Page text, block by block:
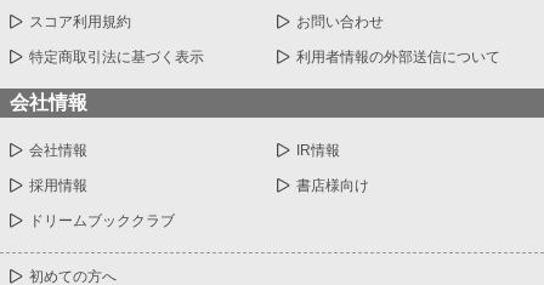
スコア利用規約 お問い合わせ
特定商取引法に基づく表示 利用者情報の外部送信について
会社情報
会社情報 IR情報
採用情報 書店様向け
ドリームブッククラブ
初めての方へ